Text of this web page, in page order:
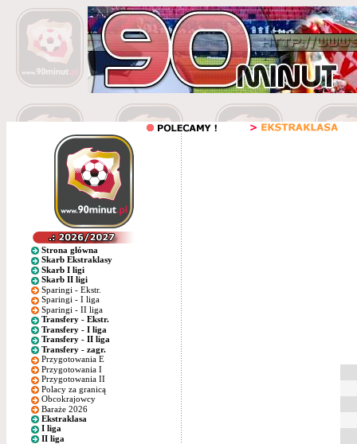
Strona główna
Skarb Ekstraklasy
Skarb I ligi
Skarb II ligi
Sparingi - Ekstr.
Sparingi - I liga
Sparingi - II liga
Transfery - Ekstr.
Transfery - I liga
Transfery - II liga
Transfery - zagr.
Przygotowania E
Przygotowania I
Przygotowania II
Polacy za granicą
Obcokrajowcy
Baraże 2026
Ekstraklasa
I liga
II liga